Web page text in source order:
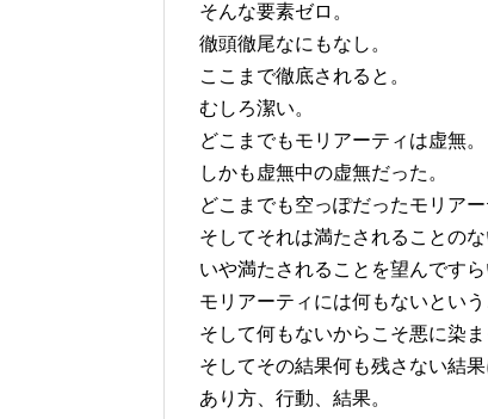
そんな要素ゼロ。
徹頭徹尾なにもなし。
ここまで徹底されると。
むしろ潔い。
どこまでもモリアーティは虚無。
しかも虚無中の虚無だった。
どこまでも空っぽだったモリアー
そしてそれは満たされることのな
いや満たされることを望んです
モリアーティには何もないという
そして何もないからこそ悪に染ま
そしてその結果何も残さない結果
あり方、行動、結果。